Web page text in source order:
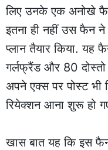
लिए उनके एक अनोखे
इतना ही नहीं उस फैन
प्लान तैयार किया.
गर्लफ्रैंड और 80
अपने एक्स पर पोस्ट भी
रियेक्शन आना शुरू हो
खास बात यह कि इस